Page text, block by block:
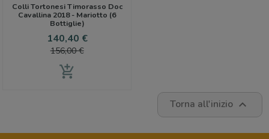
Colli Tortonesi Timorasso Doc
Cavallina 2018 - Mariotto (6
Bottiglie)
Prezzo
140,40 €Prezzo
156,00 €
add_shopping_cart
Torna all'inizio 